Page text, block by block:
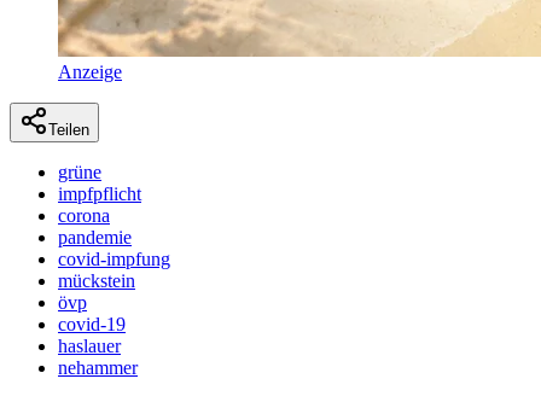
Anzeige
Teilen
grüne
impfpflicht
corona
pandemie
covid-impfung
mückstein
övp
covid-19
haslauer
nehammer